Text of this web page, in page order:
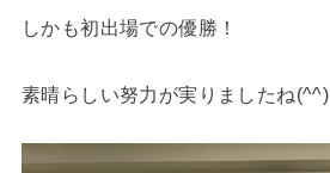
しかも初出場での優勝！
素晴らしい努力が実りましたね(^^)